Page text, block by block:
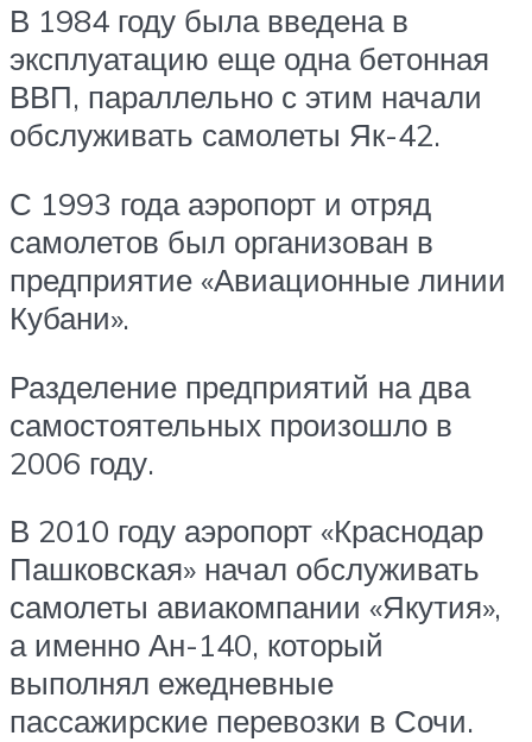
В 1984 году была введена в
эксплуатацию еще одна бетонная
ВВП, параллельно с этим начали
обслуживать самолеты Як-42.
С 1993 года аэропорт и отряд
самолетов был организован в
предприятие «Авиационные линии
Кубани».
Разделение предприятий на два
самостоятельных произошло в
2006 году.
В 2010 году аэропорт «Краснодар
Пашковская» начал обслуживать
самолеты авиакомпании «Якутия»,
а именно Ан-140, который
выполнял ежедневные
пассажирские перевозки в Сочи.